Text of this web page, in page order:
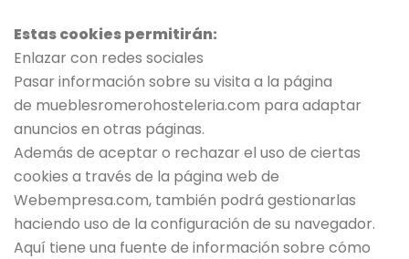
Estas cookies permitirán:
Enlazar con redes sociales
Pasar información sobre su visita a la página
de mueblesromerohosteleria.com para adaptar
anuncios en otras páginas.
Además de aceptar o rechazar el uso de ciertas
cookies a través de la página web de
Webempresa.com, también podrá gestionarlas
haciendo uso de la configuración de su navegador.
Aquí tiene una fuente de información sobre cómo